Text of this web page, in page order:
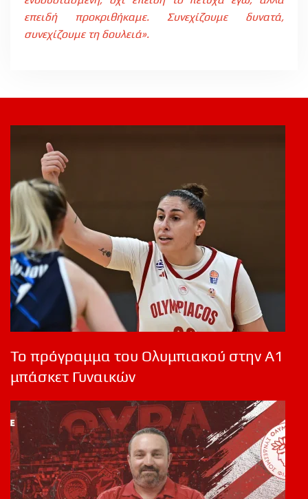
επειδή προκριθήκαμε. Συνεχίζουμε δυνατά,
συνεχίζουμε τη δουλειά».
Το πρόγραμμα του Ολυμπιακού στην Α1
μπάσκετ Γυναικών